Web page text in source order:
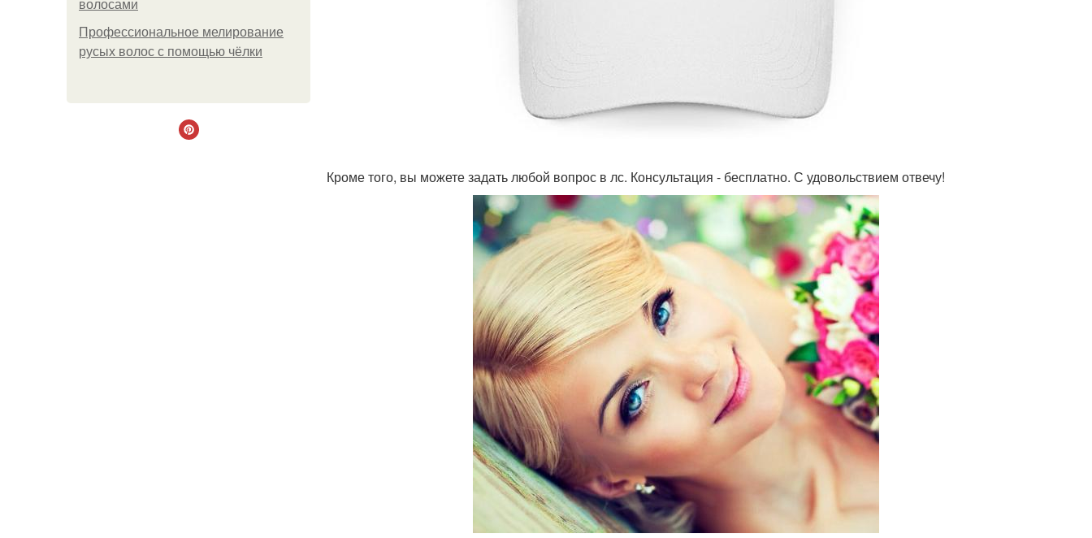
волосами
Профессиональное мелирование
русых волос с помощью чёлки
Кроме того, вы можете задать любой вопрос в лс. Консультация - бесплатно. С удовольствием отвечу!